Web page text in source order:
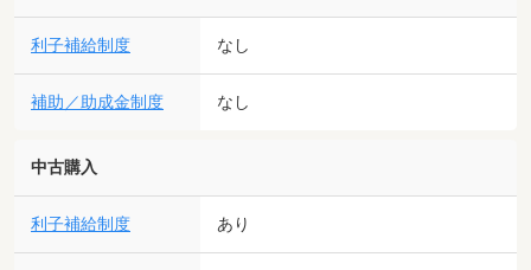
利子補給制度 なし
補助／助成金制度 なし
中古購入
利子補給制度 あり